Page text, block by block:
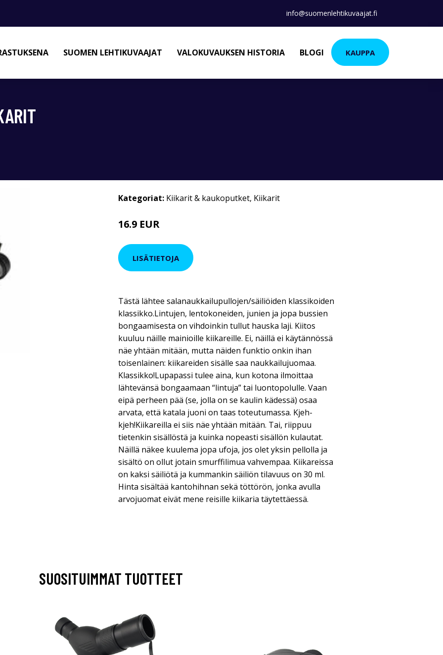
info@suomenlehtikuvaajat.fi
SUOMEN LEHTIKUVAAJAT VALOKUVAUKSEN HISTORIA BLOGI KAUPPA
Kategoriat: Kiikarit & kaukoputket, Kiikarit
16.9 EUR
LISÄTIETOJA
Tästä lähtee salanaukkailupullojen/säiliöiden klassikoiden
klassikko.Lintujen, lentokoneiden, junien ja jopa bussien
bongaamisesta on vihdoinkin tullut hauska laji. Kiitos
kuuluu näille mainioille kiikareille. Ei, näillä ei käytännössä
näe yhtään mitään, mutta näiden funktio onkin ihan
toisenlainen: kiikareiden sisälle saa naukkailujuomaa.
Klassikko!Lupapassi tulee aina, kun kotona ilmoittaa
lähtevänsä bongaamaan “lintuja” tai luontopolulle. Vaan
eipä perheen pää (se, jolla on se kaulin kädessä) osaa
arvata, että katala juoni on taas toteutumassa. Kjeh-
kjeh!Kiikareilla ei siis näe yhtään mitään. Tai, riippuu
tietenkin sisällöstä ja kuinka nopeasti sisällön kulautat.
Näillä näkee kuulema jopa ufoja, jos olet yksin pellolla ja
sisältö on ollut jotain smurffilimua vahvempaa. Kiikareissa
on kaksi säiliötä ja kummankin säiliön tilavuus on 30 ml.
Hinta sisältää kantohihnan sekä töttörön, jonka avulla
arvojuomat eivät mene reisille kiikaria täytettäessä.
SUOSITUIMMAT TUOTTEET